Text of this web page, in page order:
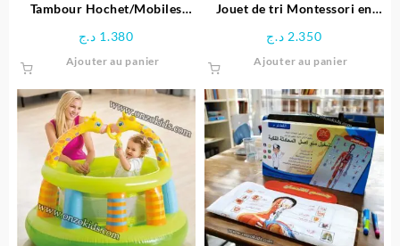
Tambour Hochet/Mobiles
1.380 د.ج
Ajouter au panier
Jouet de tri Montessori en
2.350 د.ج
Ajouter au panier